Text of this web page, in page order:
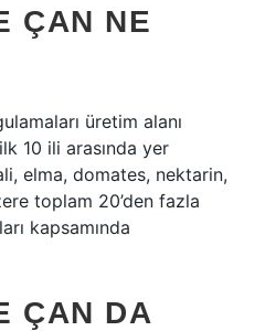
ÇAN NE
üretim alanı
10 ili arasında yer
elma, domates, nektarin,
toplam 20’den fazla
kapsamında
ÇAN DA